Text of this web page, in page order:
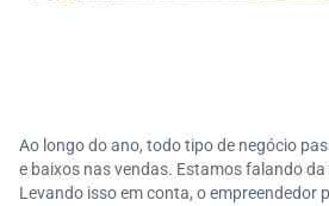
Ao longo do ano, todo tipo de negócio
e baixos nas vendas. Estamos falando
Levando isso em conta, o empreendedor